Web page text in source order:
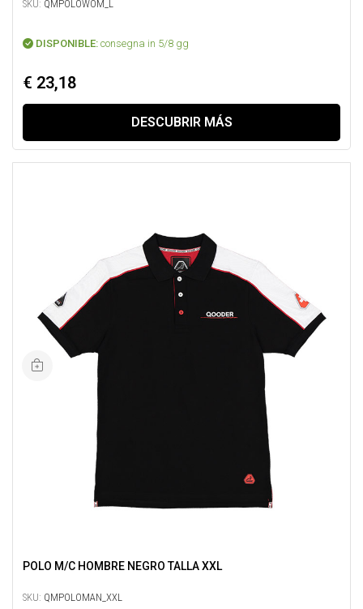
SKU: QMPOLOWOM_L
DISPONIBLE: consegna in 5/8 gg
€ 23,18
DESCUBRIR MÁS
POLO M/C HOMBRE NEGRO TALLA XXL
SKU: QMPOLOMAN_XXL